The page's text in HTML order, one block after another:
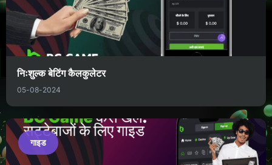
निःशुल्क बेटिंग कैलकुलेटर
05-08-2024
गाइड